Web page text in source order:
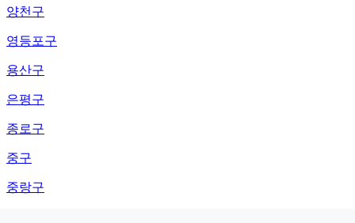
양천구
영등포구
용산구
은평구
종로구
중구
중랑구